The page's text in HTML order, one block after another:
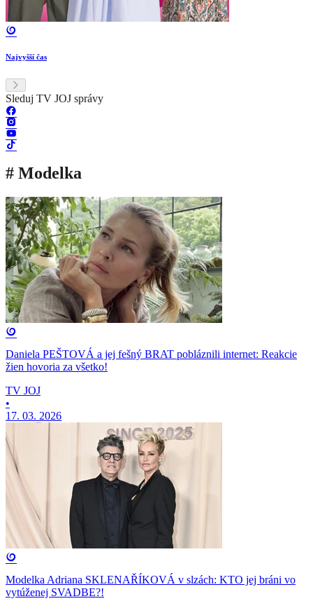
Najvyšší čas
Sleduj TV JOJ správy
# Modelka
Daniela PEŠTOVÁ a jej fešný BRAT pobláznili internet: Reakcie
žien hovoria za všetko!
TV JOJ
•
17. 03. 2026
Modelka Adriana SKLENAŘÍKOVÁ v slzách: KTO jej bráni vo
vytúženej SVADBE?!